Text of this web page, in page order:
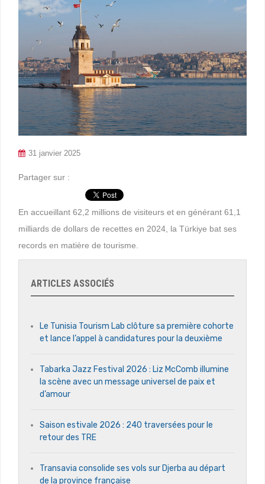
31 janvier 2025
Partager sur :
En accueillant 62,2 millions de visiteurs et en générant 61,1
milliards de dollars de recettes en 2024, la Türkiye bat ses
records en matière de tourisme.
ARTICLES ASSOCIÉS
Le Tunisia Tourism Lab clôture sa première cohorte
et lance l’appel à candidatures pour la deuxième
Tabarka Jazz Festival 2026 : Liz McComb illumine
la scène avec un message universel de paix et
d’amour
Saison estivale 2026 : 240 traversées pour le
retour des TRE
Transavia consolide ses vols sur Djerba au départ
de la province française